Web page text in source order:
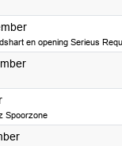
2024
en opening Serieus
2024
2024
Spoorzone
2024